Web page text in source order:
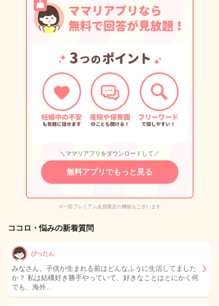
＼ママリアプリをダウンロードして／
無料アプリでもっと見る
※一部プレミアム会員限定の機能もございます
ココロ・悩みの新着質問
ぴったん
みなさん、子供が生まれる前はどんなふうに生活してました
か？ 私は結構好き勝手やっていて、好きなことはとにかく何
でも、海外…